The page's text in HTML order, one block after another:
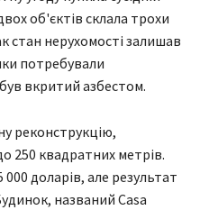
об'єктів склала трохи
стан нерухомості залишав
потребували
вкритий азбестом.
реконструкцію,
250 квадратних метрів.
доларів, але результат
названий Casa